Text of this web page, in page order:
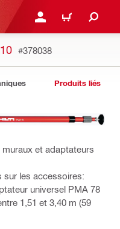
CONNEXION OU
PANIER
#378038
Produits liés
et adaptateurs
sur les accessoires:
universel PMA 78
1,51 et 3,40 m (59